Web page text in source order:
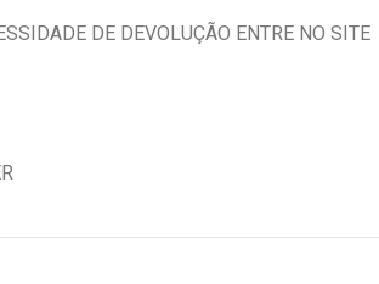
DE DEVOLUÇÃO ENTRE NO SITE